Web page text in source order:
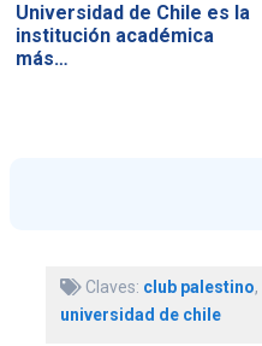
Universidad de Chile es la
institución académica
más…
Claves: club palestino,
universidad de chile